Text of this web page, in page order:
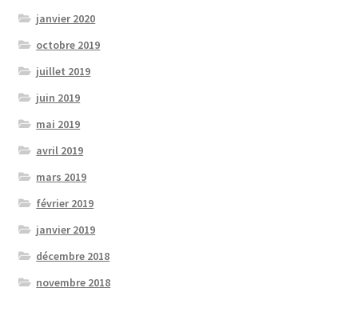
janvier 2020
octobre 2019
juillet 2019
juin 2019
mai 2019
avril 2019
mars 2019
février 2019
janvier 2019
décembre 2018
novembre 2018